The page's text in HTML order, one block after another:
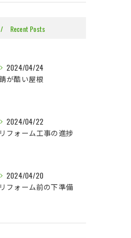
Recent Posts
2024/04/24
が酷い屋根
2024/04/22
リフォーム工事の進捗
2024/04/20
リフォーム前の下準備